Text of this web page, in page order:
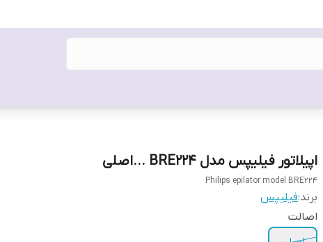
اپیلاتور فیلیپس مدل BRE224 ...اصلی
Philips epilator model BRE224
برند:فیلیپس
اصالت